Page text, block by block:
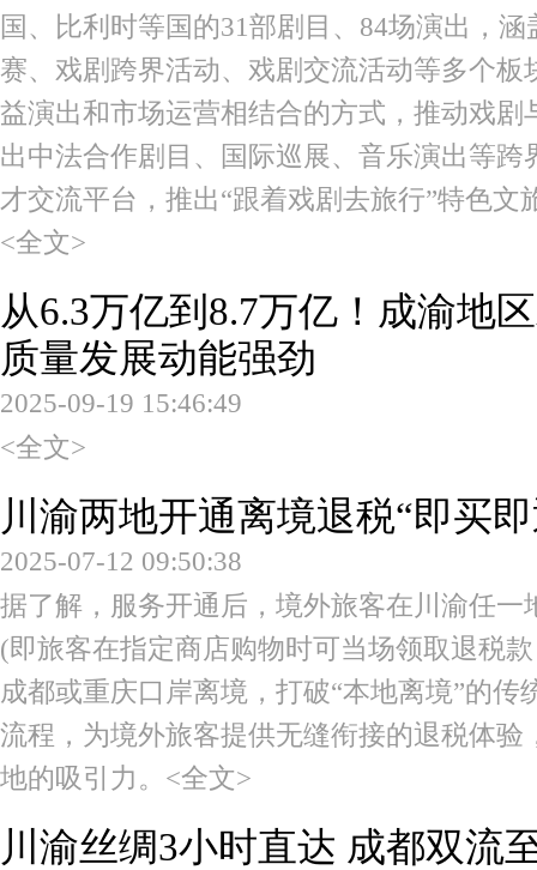
国、比利时等国的31部剧目、84场演出，
赛、戏剧跨界活动、戏剧交流活动等多个
益演出和市场运营相结合的方式，推动戏
出中法合作剧目、国际巡展、音乐演出等
才交流平台，推出“跟着戏剧去旅行”特色
<全文>
从6.3万亿到8.7万亿！成渝地
质量发展动能强劲
2025-09-19 15:46:49
<全文>
川渝两地开通离境退税“即买
2025-07-12 09:50:38
据了解，服务开通后，境外旅客在川渝任一
(即旅客在指定商店购物时可当场领取退税
成都或重庆口岸离境，打破“本地离境”的
流程，为境外旅客提供无缝衔接的退税体
地的吸引力。 <全文>
川渝丝绸3小时直达 成都双流